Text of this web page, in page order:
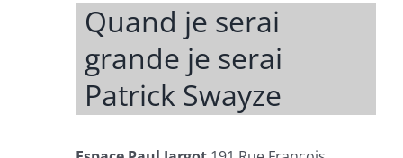
Quand je serai
grande je serai
Patrick Swayze